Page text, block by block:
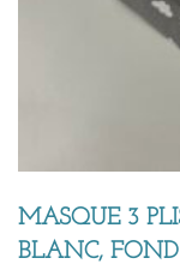
MASQUE 3
BLANC, FOND